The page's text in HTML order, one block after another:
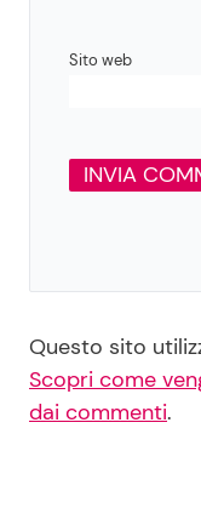
Sito web
Questo sito
Scopri come
dai commenti.